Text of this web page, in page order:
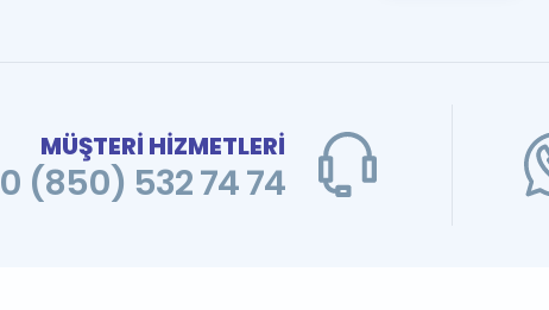
MÜŞTERİ HİZMETLERİ
0 (850) 532 74 74